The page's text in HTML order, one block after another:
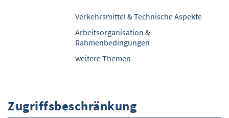
Verkehrsmittel & Technische Aspekte
Arbeitsorganisation &
Rahmenbedingungen
weitere Themen
Zugriffsbeschränkung